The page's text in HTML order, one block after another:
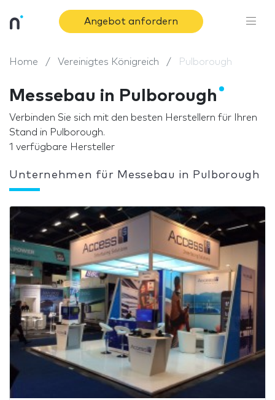
Angebot anfordern
Home Vereinigtes Königreich Pulborough
Messebau in Pulborough
Verbinden Sie sich mit den besten Herstellern für Ihren
Stand in Pulborough.
1 verfügbare Hersteller
Unternehmen für Messebau in Pulborough